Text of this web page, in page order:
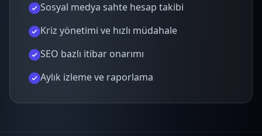
Sosyal medya sahte hesap takibi
Kriz yönetimi ve hızlı müdahale
SEO bazlı itibar onarımı
Aylık izleme ve raporlama